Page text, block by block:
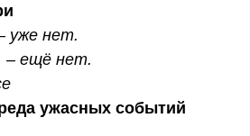
уже нет.
– ещё нет.
ужасных событий